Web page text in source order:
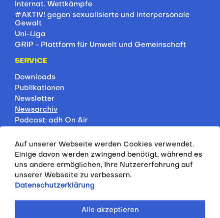
Internat. Wettkämpfe
#AKTIV! gegen sexualisierte und interpersonale
Gewalt
Uni-Liga
GRIP - Plattform für Umwelt und Gemeinschaft
SERVICE
Downloads
Publikationen
Newsletter
Newsarchiv
Podcast: adh On Air
Rankings
Servicepartner
HSP-Onlinekurse
PRESSE
Auf unserer Webseite werden Cookies verwendet.
Einige davon werden zwingend benötigt, während es
uns andere ermöglichen, Ihre Nutzererfahrung auf
unserer Webseite zu verbessern.
Datenschutzerklärung
Alle akzeptieren